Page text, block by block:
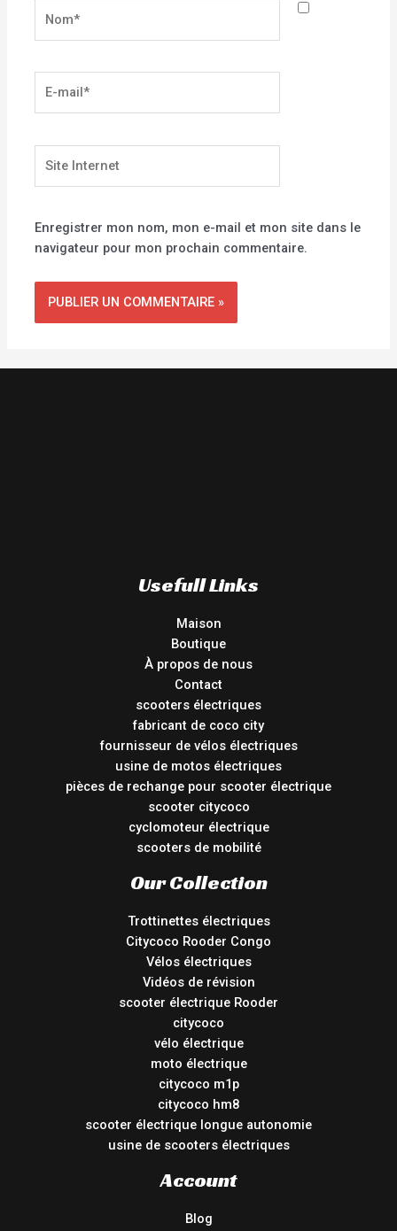
mail*
Internet
Enregistrer mon nom, mon e-mail et mon site dans le
navigateur pour mon prochain commentaire.
Usefull Links
Maison
Boutique
À propos de nous
Contact
scooters électriques
fabricant de coco city
fournisseur de vélos électriques
usine de motos électriques
pièces de rechange pour scooter électrique
scooter citycoco
cyclomoteur électrique
scooters de mobilité
Our Collection
Trottinettes électriques
Citycoco Rooder Congo
Vélos électriques
Vidéos de révision
scooter électrique Rooder
citycoco
vélo électrique
moto électrique
citycoco m1p
citycoco hm8
scooter électrique longue autonomie
usine de scooters électriques
Account
Blog